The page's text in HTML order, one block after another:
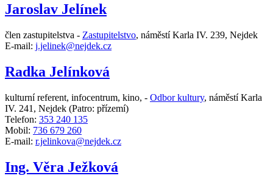
Jaroslav Jelínek
člen zastupitelstva - Zastupitelstvo, náměstí Karla IV. 239, Nejdek
E-mail: j.jelinek@nejdek.cz
Radka Jelínková
kulturní referent, infocentrum, kino, - Odbor kultury, náměstí Karla
IV. 241, Nejdek (Patro: přízemí)
Telefon: 353 240 135
Mobil: 736 679 260
E-mail: r.jelinkova@nejdek.cz
Ing. Věra Ježková